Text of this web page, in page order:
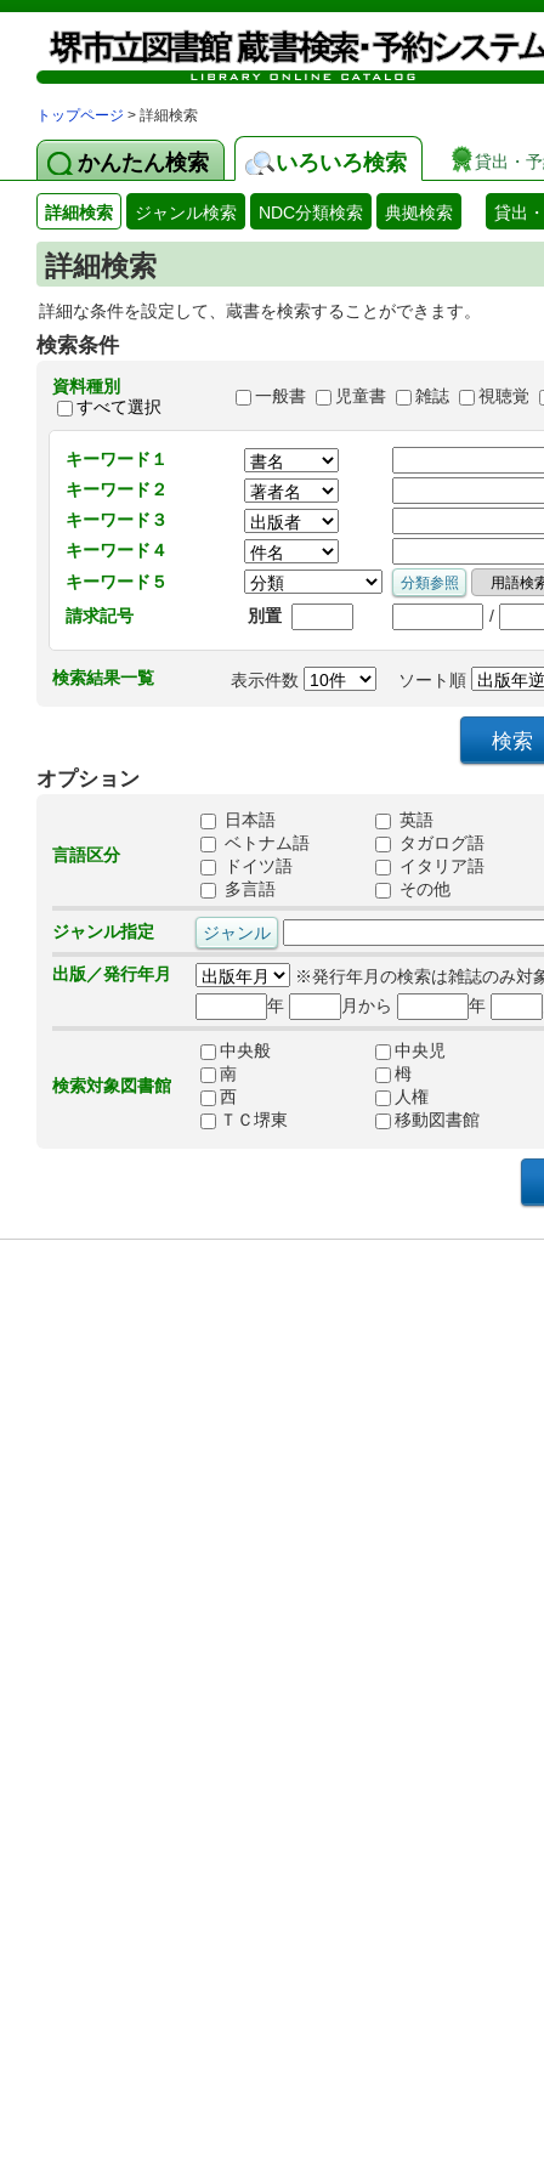
トップページ > 詳細検索
かんたん検索 いろいろ検索 貸出・
詳細検索 ジャンル検索 NDC分類検索 典拠検索 貸出
詳細検索
詳細な条件を設定して、蔵書を検索することができます。
検索条件
資料種別
すべて選択
一般書 児童書 雑誌 視聴覚
キーワード１
キーワード２
キーワード３
キーワード４
キーワード５
請求記号
別置 /
検索結果一覧 表示件数 ソート順
オプション
言語区分
日本語
英語
ベトナム語
タガログ語
ドイツ語
イタリア語
多言語
その他
ジャンル指定
出版／発行年月
※発行年月の検索は雑誌のみ対
年
月から 年
検索対象図書館
中央般
中央児
南
栂
西
人権
ＴＣ堺東
移動図書館